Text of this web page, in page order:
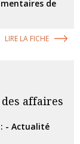
de
LIRE LA FICHE
affaires
- Actualité